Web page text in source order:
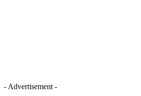
- Advertisement -